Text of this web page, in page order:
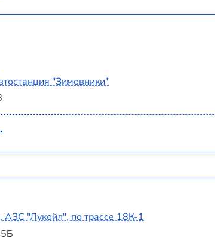
"Зимовники"
АЗС "Лукойл", по трассе 18К-1